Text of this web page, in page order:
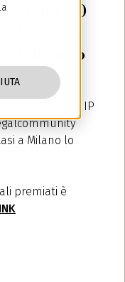
Under 40
Avvocati
dell’anno
dell’anno IP
a Milano lo
premiati è